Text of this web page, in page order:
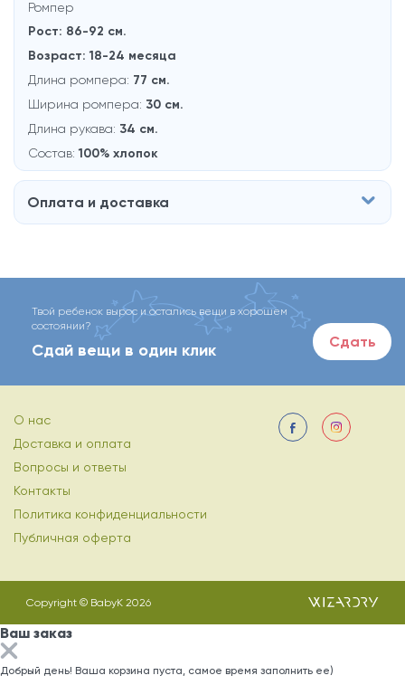
Ромпер
Рост: 86-92 см.
Возраст: 18-24 месяцa
Длина ромпера: 77 см.
Ширина ромпера: 30 см.
Длина рукава: 34 см.
Состав:100% хлопок
Оплата и доставка
Твой ребенок вырос и остались вещи в хорошем
состоянии?
Сдай вещи в один клик Сдать
О нас
Доставка и оплата
Вопросы и ответы
Контакты
Политика конфиденциальности
Публичная оферта
Copyright © BabyK 2026
Ваш заказ
Добрый день! Ваша корзина пуста, самое время заполнить ее)